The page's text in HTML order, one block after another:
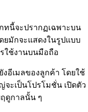
ทนี้จะปรากฏเฉพาะบน
ยมักจะแสดงในรูปแบบ
ใช้งานบนมือถือ
อีเมลของลูกค้า โดยใช้
ะเป็นโปรโมชั่น เปิดตัว
ดูกาลนั้น ๆ